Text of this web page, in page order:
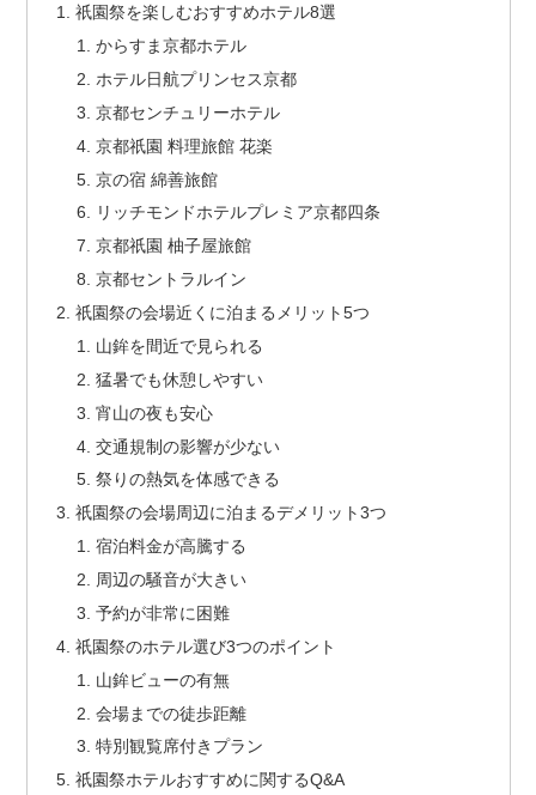
祇園祭を楽しむおすすめホテル8選
からすま京都ホテル
ホテル日航プリンセス京都
京都センチュリーホテル
京都祇園 料理旅館 花楽
京の宿 綿善旅館
リッチモンドホテルプレミア京都四条
京都祇園 柚子屋旅館
京都セントラルイン
祇園祭の会場近くに泊まるメリット5つ
山鉾を間近で見られる
猛暑でも休憩しやすい
宵山の夜も安心
交通規制の影響が少ない
祭りの熱気を体感できる
祇園祭の会場周辺に泊まるデメリット3つ
宿泊料金が高騰する
周辺の騒音が大きい
予約が非常に困難
祇園祭のホテル選び3つのポイント
山鉾ビューの有無
会場までの徒歩距離
特別観覧席付きプラン
祇園祭ホテルおすすめに関するQ&A